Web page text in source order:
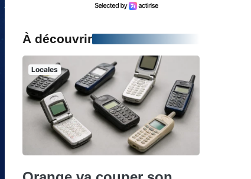
À découvrir
Locales